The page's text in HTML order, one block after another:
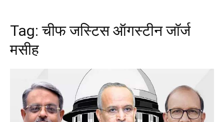
Tag:चीफ जस्टिस ऑगस्टीन जॉर्ज
मसीह